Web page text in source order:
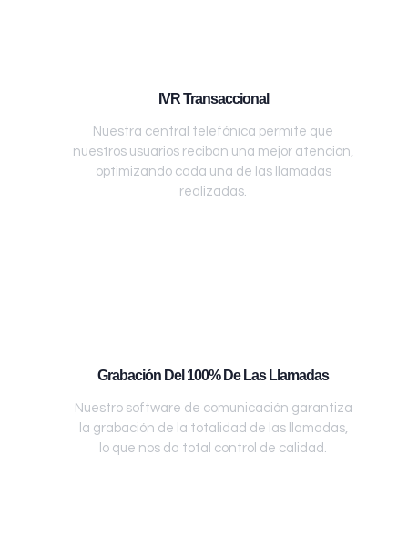
IVR Transaccional
Nuestra central telefónica permite que
nuestros usuarios reciban una mejor atención,
optimizando cada una de las llamadas
realizadas.
Grabación Del 100% De Las Llamadas
Nuestro software de comunicación garantiza
la grabación de la totalidad de las llamadas,
lo que nos da total control de calidad.